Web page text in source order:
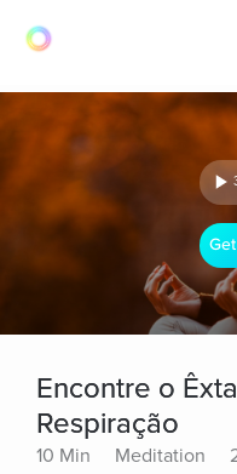
Encontre o
Respiração
10 Min Meditation